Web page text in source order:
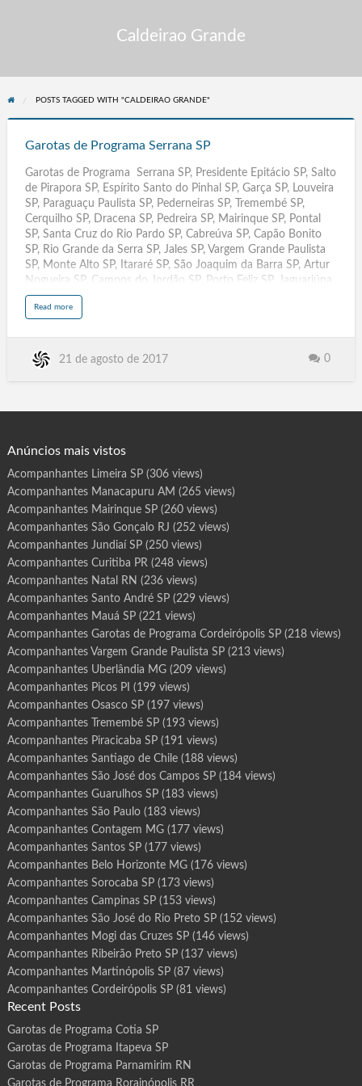
Caldeirao Grande
POSTS TAGGED WITH "CALDEIRAO GRANDE"
Serrana
Garotas de Programa Serrana SP
Garotas de Programa Serrana SP, Presidente Epitácio SP, Salto
de Pirapora SP, Espírito Santo do Pinhal SP, Garça SP, Louveira
SP, Paraguaçu Paulista SP, Pederneiras SP, Tremembé SP,
Cerquilho SP, Dracena SP, Pedreira SP, Mairinque SP, Pontal
SP, Santa Cruz do Rio Pardo SP, Cabreúva SP, Capão Bonito
SP, Rio Grande da Serra SP, Jales SP, Vargem Grande Paulista
SP, Monte Alto SP, Itararé SP, São Joaquim da Barra SP, Artur
Nogueira SP, Campos do Jordão SP, Porto Feliz SP, Jaguariúna
SP, Mongaguá SP, Olímpia SP, Capivari SP, São José do Rio
Pardo SP, Piedade SP, Porto Ferreira SP, Santa Isabel SP,
Ibitinga SP, Mirassol SP, Batatais SP, Penápolis SP, Tupã
Read morea
t
r
e
r
m
a
e
r
n
a
S
P
21 de agosto de 2017 0
Anúncios mais vistos
Acompanhantes Limeira SP(306 views)
Acompanhantes Manacapuru AM (265 views)
Acompanhantes Mairinque SP(260 views)
Acompanhantes São Gonçalo RJ (252 views)
Acompanhantes Jundiaí SP(250 views)
Acompanhantes Curitiba PR(248 views)
Acompanhantes Natal RN (236 views)
Acompanhantes Santo André SP(229 views)
Acompanhantes Mauá SP(221 views)
Acompanhantes Garotas de Programa Cordeirópolis SP(218 views)
Acompanhantes Vargem Grande Paulista SP(213 views)
Acompanhantes Uberlândia MG(209 views)
Acompanhantes Picos PI (199 views)
Acompanhantes Osasco SP(197 views)
Acompanhantes Tremembé SP(193 views)
Acompanhantes Piracicaba SP(191 views)
Acompanhantes Santiago de Chile(188 views)
Acompanhantes São José dos Campos SP(184 views)
Acompanhantes Guarulhos SP(183 views)
Acompanhantes São Paulo(183 views)
Acompanhantes Contagem MG(177 views)
Acompanhantes Santos SP(177 views)
Acompanhantes Belo Horizonte MG(176 views)
Acompanhantes Sorocaba SP(173 views)
Acompanhantes Campinas SP(153 views)
Acompanhantes São José do Rio Preto SP(152 views)
Acompanhantes Mogi das Cruzes SP(146 views)
Acompanhantes Ribeirão Preto SP(137 views)
Acompanhantes Martinópolis SP(87 views)
Acompanhantes Cordeirópolis SP(81 views)
Recent Posts
Garotas de Programa Cotia SP
Garotas de Programa Itapeva SP
Garotas de Programa Parnamirim RN